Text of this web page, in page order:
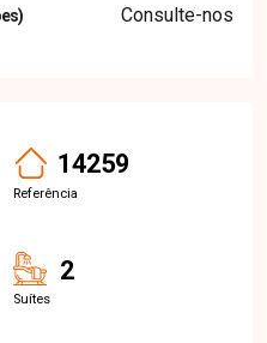
Consulte-nos
14259
Referência
2
Suítes